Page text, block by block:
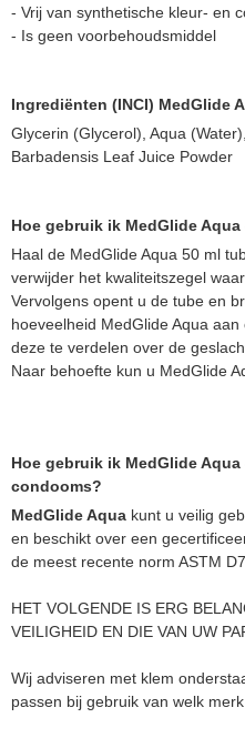
- Vrij van synthetische kleur- en
- Is geen voorbehoudsmiddel
Ingrediënten (INCI) MedGlide
Glycerin (Glycerol), Aqua
Barbadensis Leaf Juice Powder
Hoe gebruik ik MedGlide Aqua
Haal de MedGlide Aqua 50 ml
verwijder het kwaliteitszegel
Vervolgens opent u de tube en
hoeveelheid MedGlide Aqua
deze te verdelen over de
Naar behoefte kun u MedGlide
Hoe gebruik ik MedGlide
condooms?
MedGlide Aqua kunt u veilig
en beschikt over een
de meest recente norm ASTM
HET VOLGENDE IS ERG
VEILIGHEID EN DIE VAN UW
Wij adviseren met klem
passen bij gebruik van welk